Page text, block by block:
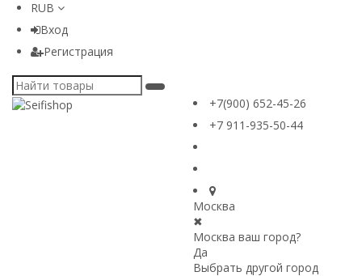
RUB
Вход
Регистрация
+7(900) 652-45-26
+7 911-935-50-44
Москва
✖
Москва ваш город?
Да
Выбрать другой город